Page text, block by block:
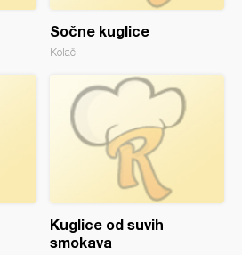
Sočne kuglice
Kolači
Kuglice od suvih
smokava